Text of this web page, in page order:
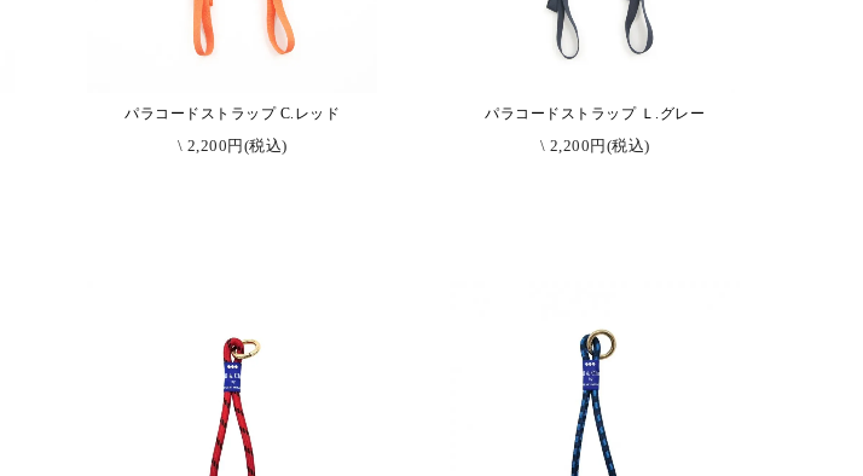
パラコードストラップ C.レッド
\ 2,200円(税込)
パラコードストラップ Ｌ.グレー
\ 2,200円(税込)